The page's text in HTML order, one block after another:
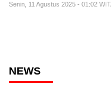
Senin, 11 Agustus 2025 - 01:02
NEWS